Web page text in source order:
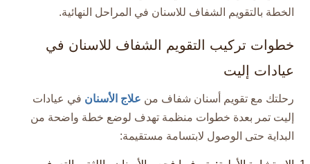
الخطة بالتقويم الشفاف للاسنان في المراحل النهائية.​
خطوات تركيب التقويم الشفاف للاسنان في
عيادات إليت
رحلتك مع تقويم أسنان شفاف من علاج الأسنان في عيادات
إليت تمر بعدة خطوات منظمة تهدف لوضع خطة واضحة من
البداية حتى الوصول لابتسامة مستقيمة:​